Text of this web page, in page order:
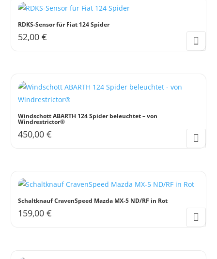
RDKS-Sensor für Fiat 124 Spider
52,00€
Windschott ABARTH 124 Spider beleuchtet – von
Windrestrictor®
450,00€
Schaltknauf CravenSpeed Mazda MX-5 ND/RF in Rot
159,00€